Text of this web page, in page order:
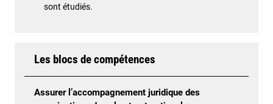
sont étudiés.
Les blocs de compétences
Assurer l’accompagnement juridique des